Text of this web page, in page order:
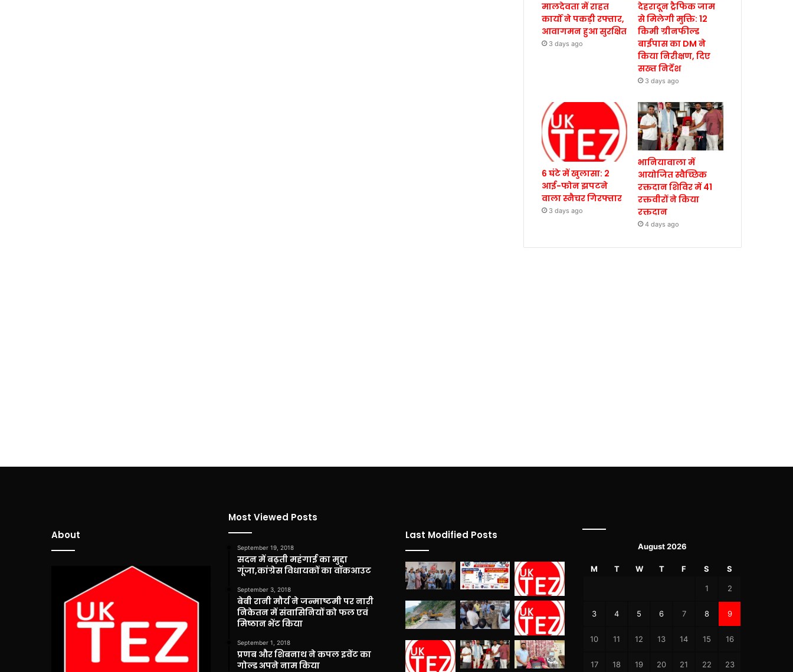
मालदेवता में राहत
कार्यों ने पकड़ी रफ्तार,
आवागमन हुआ सुरक्षित
3 days ago
देहरादून ट्रैफिक जाम
से मिलेगी मुक्ति: 12
किमी ग्रीनफील्ड
बाईपास का DM ने
किया निरीक्षण, दिए
सख्त निर्देश
3 days ago
6 घंटे में खुलासा: 2
आई-फोन झपटने
वाला स्नैचर गिरफ्तार
3 days ago
भानियावाला में
आयोजित स्वैच्छिक
रक्तदान शिविर में 41
रक्तवीरों ने किया
रक्तदान
4 days ago
About
Most Viewed Posts
September 19, 2018
सदन में बढ़ती महंगाई का मुद्दा
गूंजा,कांग्रेस विधायकों का वॉकआउट
September 3, 2018
बेबी रानी मौर्य ने जन्माष्टमी पर नारी
निकेतन में संवासिनियों को फल एवं
मिष्ठान भेंट किया
September 1, 2018
प्रणब और शिबनाथ ने कपल इवेंट का
गोल्ड अपने नाम किया
Last Modified Posts
August 2026
M T W T F S S
1 2
3 4 5 6 7 8 9
10 11 12 13 14 15 16
17 18 19 20 21 22 23